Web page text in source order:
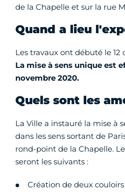
de la Chapelle et sur la rue
Quand a lieu
Les travaux ont débuté le 12
La mise à sens unique est
novembre 2020.
Quels sont les
La Ville a instauré la mise à
dans les sens sortant de
rond-point de la Chapelle.
seront les suivants :
Création de deux